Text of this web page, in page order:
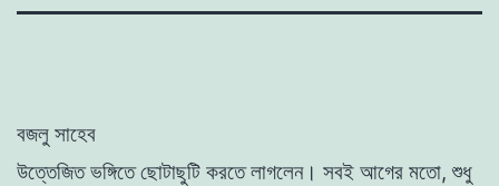
বজলু সাহেব
উত্তেজিতভঙ্গিতেছােটাছুটি করতেলাগলেন। সবই আগের মতাে, শুধু